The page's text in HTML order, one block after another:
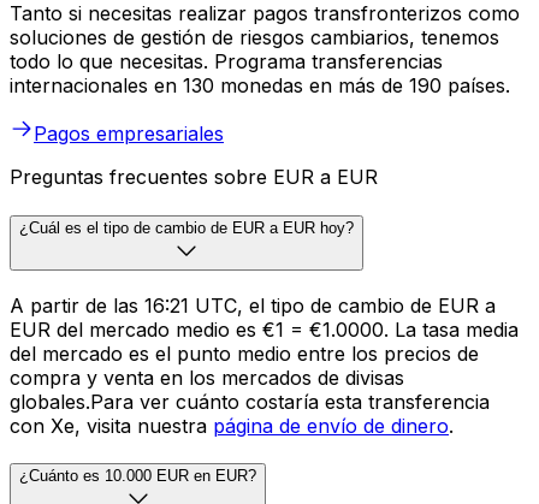
Tanto si necesitas realizar pagos transfronterizos como
soluciones de gestión de riesgos cambiarios, tenemos
todo lo que necesitas. Programa transferencias
internacionales en 130 monedas en más de 190 países.
Pagos empresariales
Preguntas frecuentes sobre EUR a EUR
¿Cuál es el tipo de cambio de EUR a EUR hoy?
A partir de las 16:21 UTC, el tipo de cambio de EUR a
EUR del mercado medio es €1 = €1.0000. La tasa media
del mercado es el punto medio entre los precios de
compra y venta en los mercados de divisas
globales.Para ver cuánto costaría esta transferencia
con Xe, visita nuestra página de envío de dinero.
¿Cuánto es 10.000 EUR en EUR?